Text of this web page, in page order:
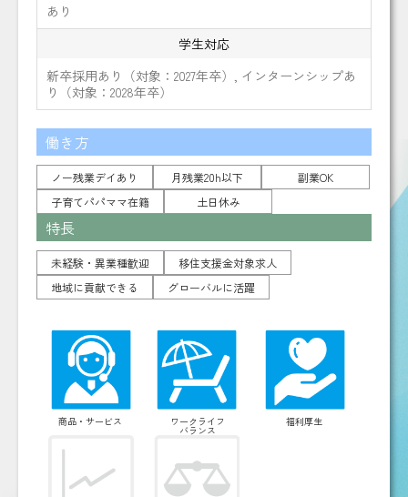
あり
学生対応
新卒採用あり（対象：2027年卒）, インターンシップあ
り（対象：2028年卒）
働き方
ノー残業デイあり 月残業20h以下
副業OK
子育てパパママ在籍
土日休み
特長
未経験・異業種歓迎
移住支援金対象求人
地域に貢献できる
グローバルに活躍
商品・サービス ワークライフ
バランス
福利厚生